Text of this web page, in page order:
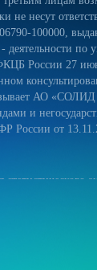
не несут
100000,
деятельности
России 27
АО
и
России от
Если вы не